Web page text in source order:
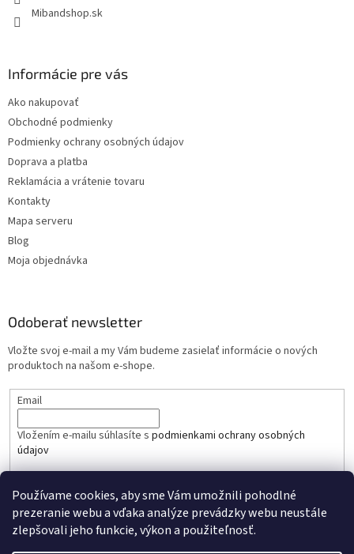
Používame cookies, aby sme Vám umožnili pohodlné
prezeranie webu a vďaka analýze prevádzky webu neustále
zlepšovali jeho funkcie, výkon a použiteľnosť.
u
Mibandshop.sk
Informácie pre vás
Ako nakupovať
Obchodné podmienky
Podmienky ochrany osobných údajov
Doprava a platba
Reklamácia a vrátenie tovaru
Kontakty
Mapa serveru
Blog
Moja objednávka
Odoberať newsletter
Vložte svoj e-mail a my Vám budeme zasielať informácie o nových
produktoch na našom e-shope.
Email
Vložením e-mailu súhlasíte s podmienkami ochrany osobných
údajov
PRIHLÁSIŤ SA